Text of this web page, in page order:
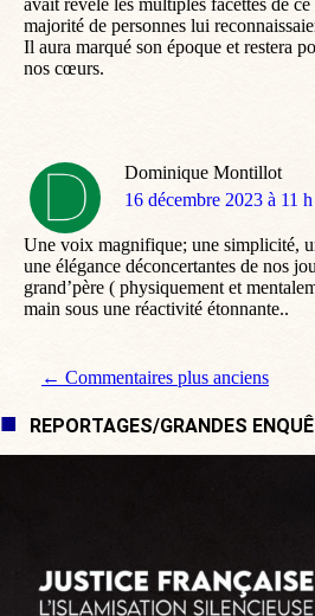
avait révélé les multiples facettes de
majorité de personnes lui
Il aura marqué son époque et restera
nos cœurs.
Dominique Montillot
dit
16 décembre 2023 à 11
Une voix magnifique; une simplicité,
une élégance déconcertantes de nos
grand’père ( physiquement et
main sous une réactivité étonnante..
Navigation de
← Commentaires plus anciens
REPORTAGES/GRANDES